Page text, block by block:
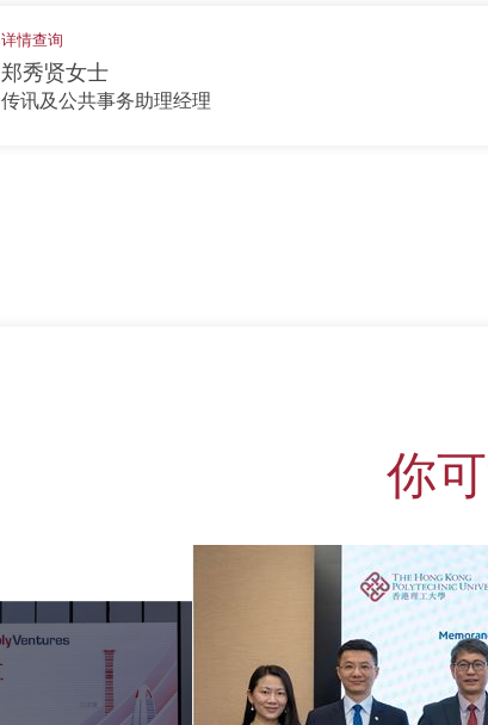
详情查询
郑秀贤女士
传讯及公共事务助理经理
你